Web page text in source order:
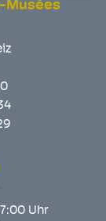
Musées
Uhr